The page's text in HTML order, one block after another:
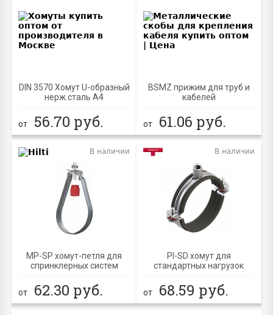
DIN 3570 Хомут U-образный
нерж.сталь A4
от 56.70 руб.
BSMZ прижим для труб и
кабелей
от 61.06 руб.
MP-SP хомут-петля для
спринклерных систем
В наличии
от 62.30 руб.
PI-SD хомут для
стандартных нагрузок
В наличии
от 68.59 руб.